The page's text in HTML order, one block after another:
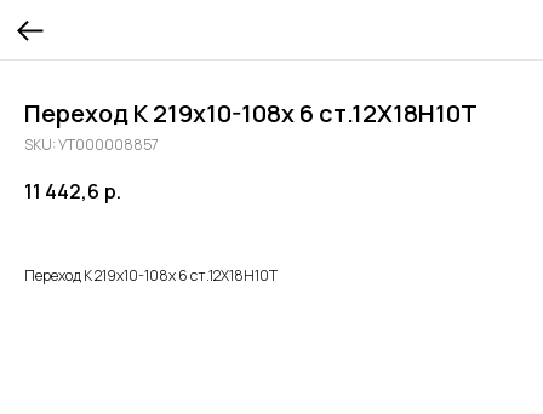
Переход К 219х10-108х 6 ст.12Х18Н10Т
SKU:УТ000008857
11 442,6 р.
Переход К 219х10-108х 6 ст.12Х18Н10Т